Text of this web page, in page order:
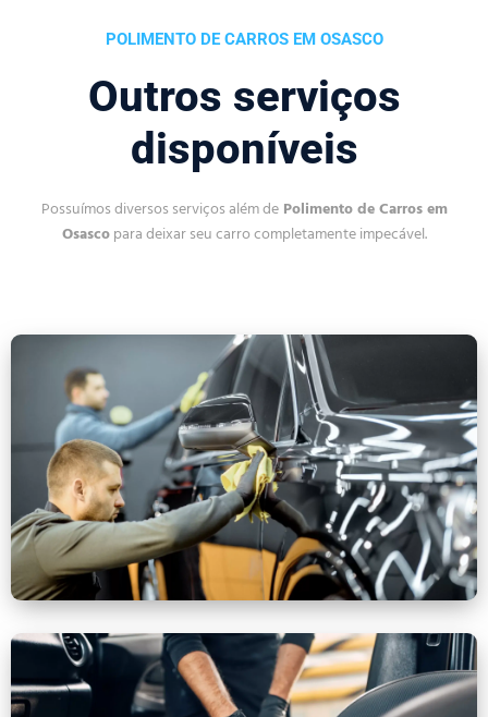
POLIMENTO DE CARROS EM OSASCO
Outros serviços
disponíveis
Possuímos diversos serviços além dePolimento de Carros em
Osascopara deixar seu carro completamente impecável.